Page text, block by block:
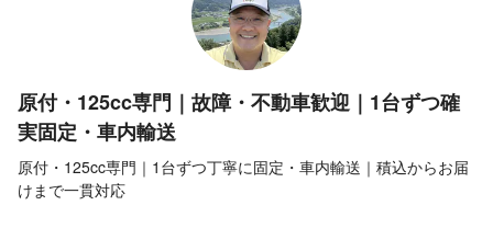
原付・125cc専門｜故障・不動車歓迎｜1台ずつ確
実固定・車内輸送
原付・125cc専門｜1台ずつ丁寧に固定・車内輸送｜積込からお届
けまで一貫対応